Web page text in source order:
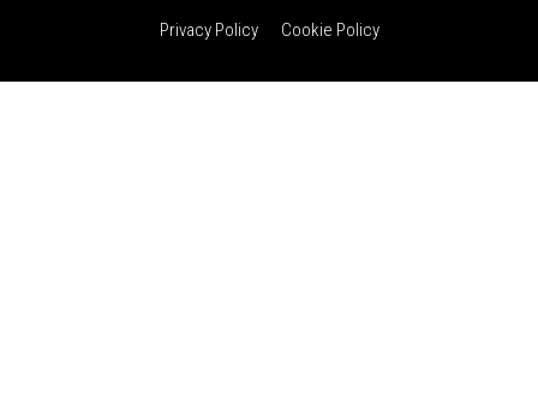
Privacy Policy Cookie Policy